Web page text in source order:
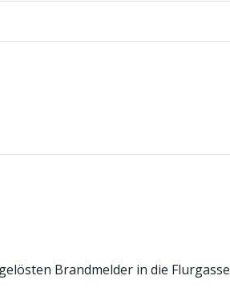
Brandmelder in die Flurgasse